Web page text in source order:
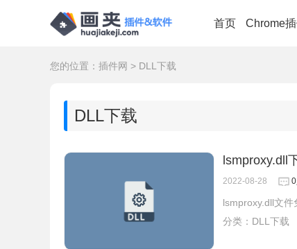
首页 Chrome
您的位置： 插件网 > DLL下载
DLL下载
lsmproxy.dll
2022-08-28
lsmproxy.dll文件
分类： DLL下载